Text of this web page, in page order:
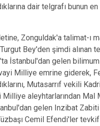
dair telgrafı bunun
Zonguldak'a talimat-ı
Bey'den şimdi alınan
İstanbul'dan gelen
Milliye emrine giderek,
Mutasarrıf vekili
aleyhtarlarından Mal
gelen Inzibat
Cemil Efendi'ler